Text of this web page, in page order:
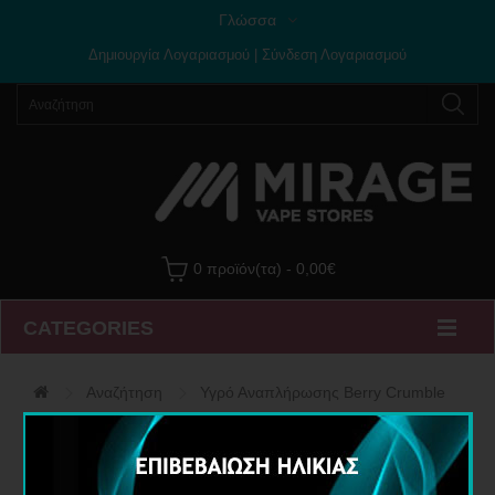
Γλώσσα
Δημιουργία Λογαριασμού Σύνδεση Λογαριασμού
0 προϊόν(τα) - 0,00€
CATEGORIES
Αναζήτηση Υγρό Αναπλήρωσης Berry Crumble